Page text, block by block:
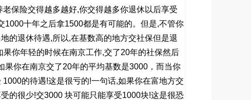
老保险交得越多越好,你交得越多你退休以后享受
1000十年之后拿1500都是有可能的。但是,不管你
的退休待遇,所以,在基数高的地方交社保但是退
果你年轻的时候在南京工作,交了20年的社保然后
果你在南京交了20年的平均基数是3000 ，而当你
1000的待遇!这是很亏的!一句话,如果你在富地方交
的很少!交3000 块可能只能享受1000块!这是很恐